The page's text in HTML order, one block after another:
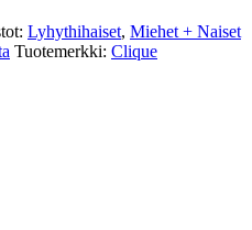
Lyhythihaiset, Miehet + Naiset
Tuotemerkki: Clique